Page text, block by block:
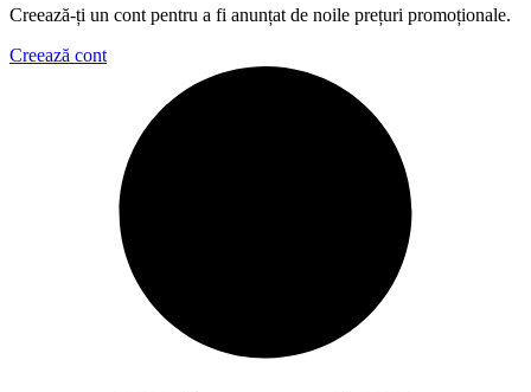
Creează-ți un cont pentru a fi anunțat de noile prețuri promoționale.
Creează cont